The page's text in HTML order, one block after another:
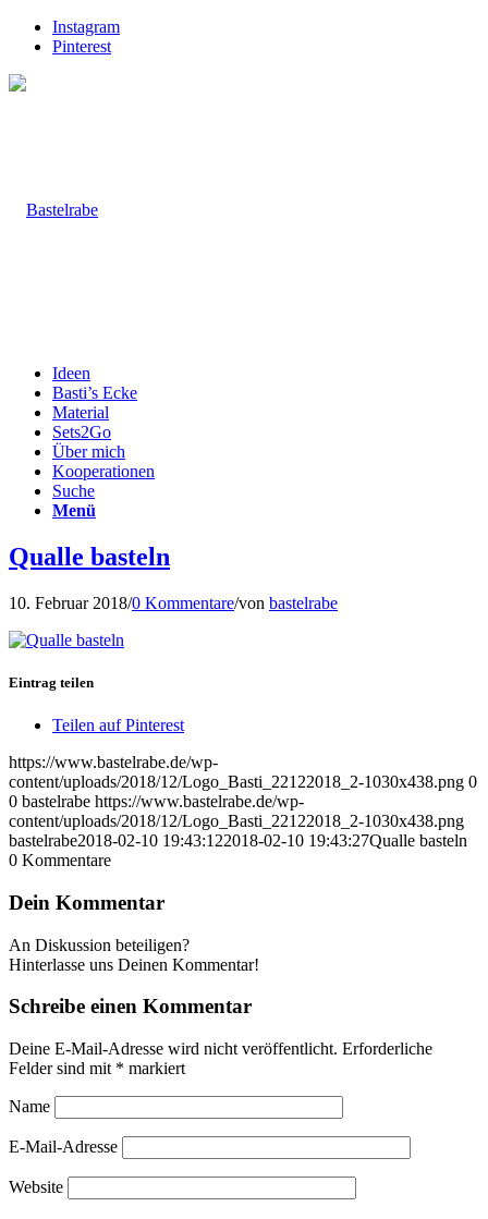
Instagram
Pinterest
Ideen
Basti’s Ecke
Material
Sets2Go
Über mich
Kooperationen
Suche
Menü
Qualle basteln
10. Februar 2018/0 Kommentare/von bastelrabe
Eintrag teilen
Teilen auf Pinterest
https://www.bastelrabe.de/wp-
content/uploads/2018/12/Logo_Basti_22122018_2-1030x438.png 0
0 bastelrabe https://www.bastelrabe.de/wp-
content/uploads/2018/12/Logo_Basti_22122018_2-1030x438.png
bastelrabe2018-02-10 19:43:122018-02-10 19:43:27Qualle basteln
0 Kommentare
Dein Kommentar
An Diskussion beteiligen?
Hinterlasse uns Deinen Kommentar!
Schreibe einen Kommentar
Deine E-Mail-Adresse wird nicht veröffentlicht. Erforderliche
Felder sind mit * markiert
Name
E-Mail-Adresse
Website